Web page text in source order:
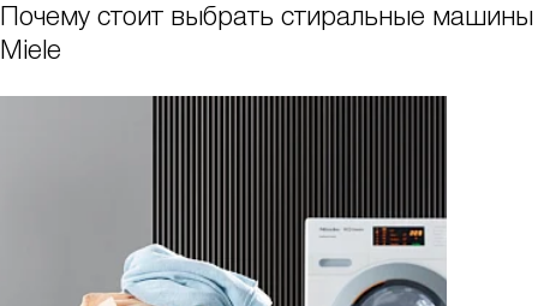
Почему стоит выбрать стиральные машины
Miele